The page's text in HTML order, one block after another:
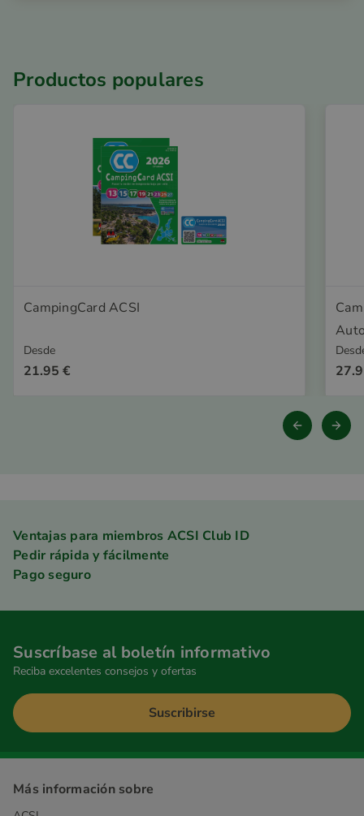
Productos populares
CampingCard ACSI
Desde
21.95 €
Ventajas para miembros ACSI Club ID
Pedir rápida y fácilmente
Pago seguro
Suscríbase al boletín informativo
Reciba excelentes consejos y ofertas
Suscribirse
Más información sobre